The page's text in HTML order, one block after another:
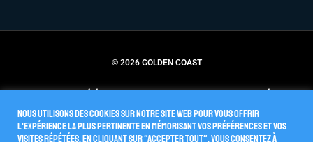
© 2026 GOLDEN COAST
Nous utilisons des cookies sur notre site Web pour vous offrir
l'expérience la plus pertinente en mémorisant vos préférences et vos
visites répétées. En cliquant sur "Accepter tout", vous consentez à